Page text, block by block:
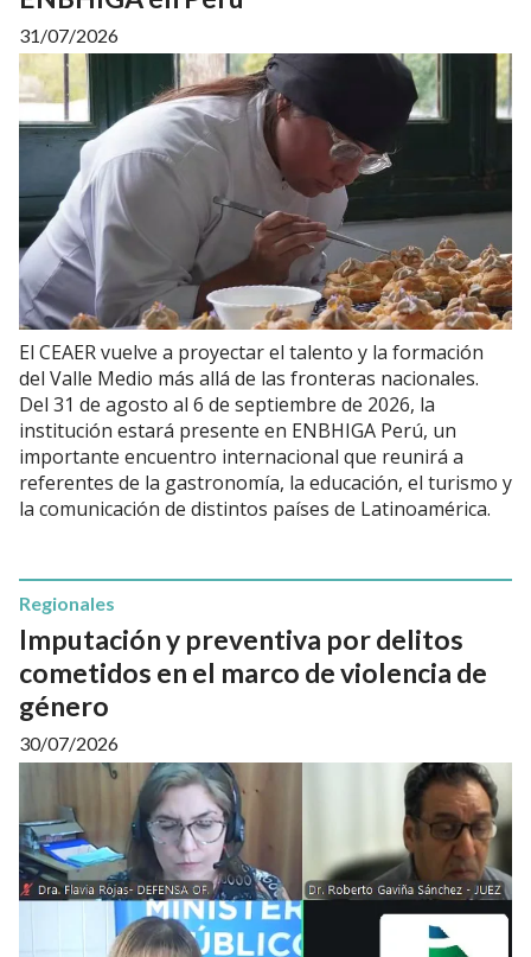
31/07/2026
El CEAER vuelve a proyectar el talento y la formación
del Valle Medio más allá de las fronteras nacionales.
Del 31 de agosto al 6 de septiembre de 2026, la
institución estará presente en ENBHIGA Perú, un
importante encuentro internacional que reunirá a
referentes de la gastronomía, la educación, el turismo y
la comunicación de distintos países de Latinoamérica.
Imputación y preventiva por delitos
cometidos en el marco de violencia de
género
Regionales
30/07/2026